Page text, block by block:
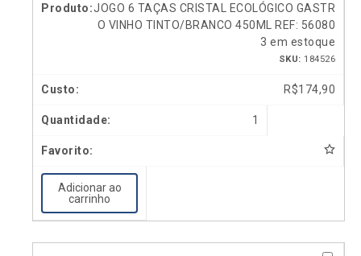
JOGO 6 TAÇAS CRISTAL ECOLÓGICO GASTR
O VINHO TINTO/BRANCO 450ML REF: 56080
3 em estoque
SKU: 184526
R$174,90
1
Adicionar ao
carrinho